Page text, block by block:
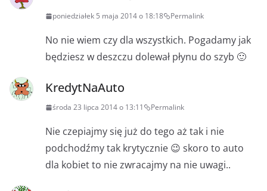
poniedziałek 5 maja 2014 o 18:18 Permalink
No nie wiem czy dla wszystkich. Pogadamy jak
będziesz w deszczu dolewał płynu do szyb 🙂
KredytNaAuto
środa 23 lipca 2014 o 13:11 Permalink
Nie czepiajmy się już do tego aż tak i nie
podchodźmy tak krytycznie 😉 skoro to auto
dla kobiet to nie zwracajmy na nie uwagi..